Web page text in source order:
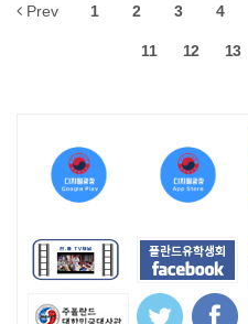
Prev 1 2 3 4
11 12 13